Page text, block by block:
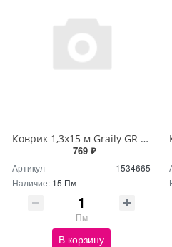
Коврик 1,3х15 м Graily GR 1241B-130
769 ₽
Артикул
1534665
Наличие: 15 Пм
Пм
В корзину